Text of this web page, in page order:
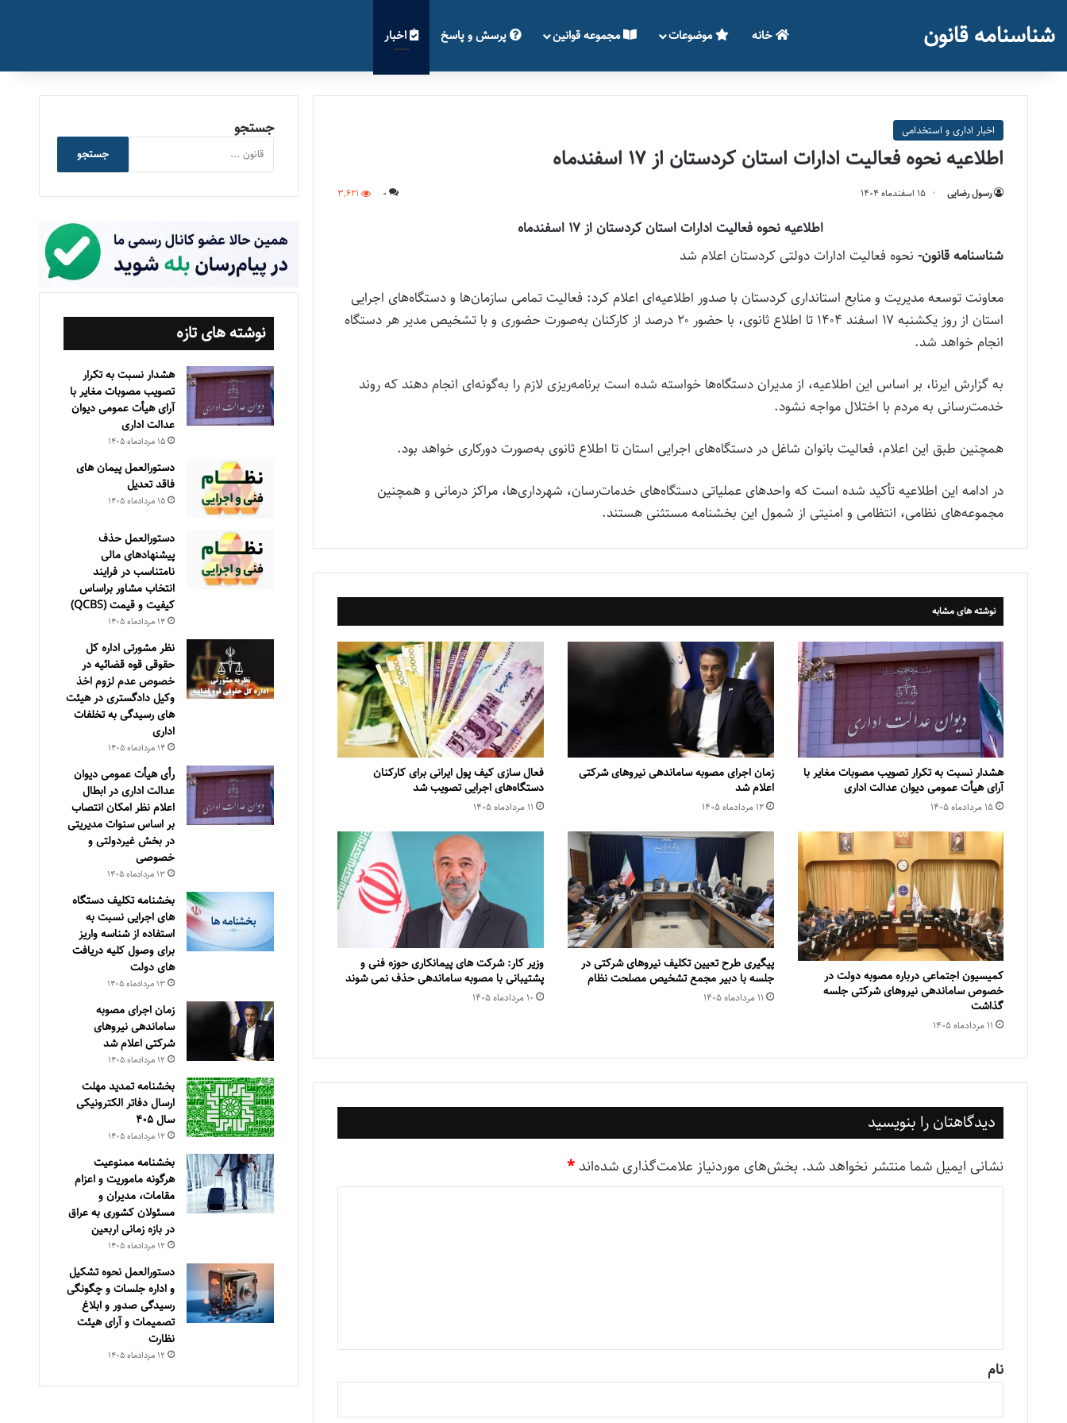
شناسنامه قانون خانه موضوعات مجموعه قوانین پرسش و پاسخ اخبار
اخبار اداری و استخدامی
اطلاعیه نحوه فعالیت ادارات استان کردستان از ۱۷ اسفندماه
رسول رضایی ۱۵ اسفند‌ماه ۱۴۰۴ 0
3,621
اطلاعیه نحوه فعالیت ادارات استان کردستان از ۱۷ اسفندماه
شناسنامه قانون-نحوه فعالیت ادارات دولتی کردستان اعلام شد
معاونت توسعه مدیریت و منابع استانداری کردستان با صدور اطلاعیه‌ای اعلام کرد: فعالیت تمامی سازمان‌ها و دستگاه‌های اجرایی
استان از روز یکشنبه ۱۷ اسفند ۱۴۰۴ تا اطلاع ثانوی، با حضور ۲۰ درصد از کارکنان به‌صورت حضوری و با تشخیص مدیر هر دستگاه
انجام خواهد شد.
به گزارش ایرنا، بر اساس این اطلاعیه، از مدیران دستگاه‌ها خواسته شده است برنامه‌ریزی لازم را به‌گونه‌ای انجام دهند که روند
خدمت‌رسانی به مردم با اختلال مواجه نشود.
همچنین طبق این اعلام، فعالیت بانوان شاغل در دستگاه‌های اجرایی استان تا اطلاع ثانوی به‌صورت دورکاری خواهد بود.
در ادامه این اطلاعیه تأکید شده است که واحدهای عملیاتی دستگاه‌های خدمات‌رسان، شهرداری‌ها، مراکز درمانی و همچنین
مجموعه‌های نظامی، انتظامی و امنیتی از شمول این بخشنامه مستثنی هستند.
نوشته های مشابه
هشدار نسبت به تکرار تصویب مصوبات مغایر با
آرای هیأت عمومی دیوان عدالت اداری
۱۵ مرداد‌ماه ۱۴۰۵
زمان اجرای مصوبه ساماندهی نیروهای شرکتی
اعلام شد
۱۲ مرداد‌ماه ۱۴۰۵
فعال سازی کیف پول ایرانی برای کارکنان
دستگاه‌های اجرایی تصویب شد
۱۱ مرداد‌ماه ۱۴۰۵
کمیسیون اجتماعی درباره مصوبه دولت در
خصوص ساماندهی نیروهای شرکتی جلسه
گذاشت
۱۱ مرداد‌ماه ۱۴۰۵
پیگیری طرح تعیین تکلیف نیروهای شرکتی در
جلسه با دبیر مجمع تشخیص مصلحت نظام
۱۱ مرداد‌ماه ۱۴۰۵
وزیر کار: شرکت های پیمانکاری حوزه فنی و
پشتیبانی با مصوبه ساماندهی حذف نمی شوند
۱۰ مرداد‌ماه ۱۴۰۵
دیدگاهتان را بنویسید
نشانی ایمیل شما منتشر نخواهد شد. بخش‌های موردنیاز علامت‌گذاری شده‌اند *
نام
جستجو
جستجو
نوشته های تازه
هشدار نسبت به تکرار
تصویب مصوبات مغایر با
آرای هیأت عمومی دیوان
عدالت اداری
۱۵ مرداد‌ماه ۱۴۰۵
دستورالعمل پیمان های
فاقد تعدیل
۱۵ مرداد‌ماه ۱۴۰۵
دستورالعمل حذف
پيشنهادهای مالی
نامتناسب در فرايند
انتخاب مشاور براساس
كيفيت و قيمت (QCBS)
۱۴ مرداد‌ماه ۱۴۰۵
نظر مشورتی اداره کل
حقوقی قوه قضائیه در
خصوص عدم لزوم اخذ
وکیل دادگستری در هیئت
های رسیدگی به تخلفات
اداری
۱۴ مرداد‌ماه ۱۴۰۵
رأی هیأت عمومی دیوان
عدالت اداری در ابطال
اعلام نظر امکان انتصاب
بر اساس سنوات مدیریتی
در بخش غیردولتی و
خصوصی
۱۳ مرداد‌ماه ۱۴۰۵
بخشنامه تکلیف دستگاه
های اجرایی نسبت به
استفاده از شناسه واریز
برای وصول کلیه دریافت
های دولت
۱۳ مرداد‌ماه ۱۴۰۵
زمان اجرای مصوبه
ساماندهی نیروهای
شرکتی اعلام شد
۱۲ مرداد‌ماه ۱۴۰۵
بخشنامه تمدید مهلت
ارسال دفاتر الکترونیکی
سال ۴۰۵
۱۲ مرداد‌ماه ۱۴۰۵
بخشنامه ممنوعیت
هرگونه ماموریت و اعزام
مقامات، مدیران و
مسئولان کشوری به عراق
در بازه زمانی اربعین
۱۲ مرداد‌ماه ۱۴۰۵
دستورالعمل نحوه تشکیل
و اداره جلسات و چگونگی
رسیدگی صدور و ‏ابلاغ
تصمیمات و‎ ‎آرای هیئت
نظارت
۱۲ مرداد‌ماه ۱۴۰۵